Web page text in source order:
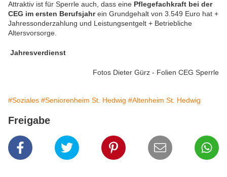
Attraktiv ist für Sperrle auch, dass eine Pflegefachkraft bei der
CEG im ersten Berufsjahrein Grundgehalt von 3.549 Euro hat +
Jahressonderzahlung und Leistungsentgelt + Betriebliche
Altersvorsorge.
Jahresverdienst
Fotos Dieter Gürz - Folien CEG Sperrle
#Soziales #Seniorenheim St. Hedwig #Altenheim St. Hedwig
Freigabe